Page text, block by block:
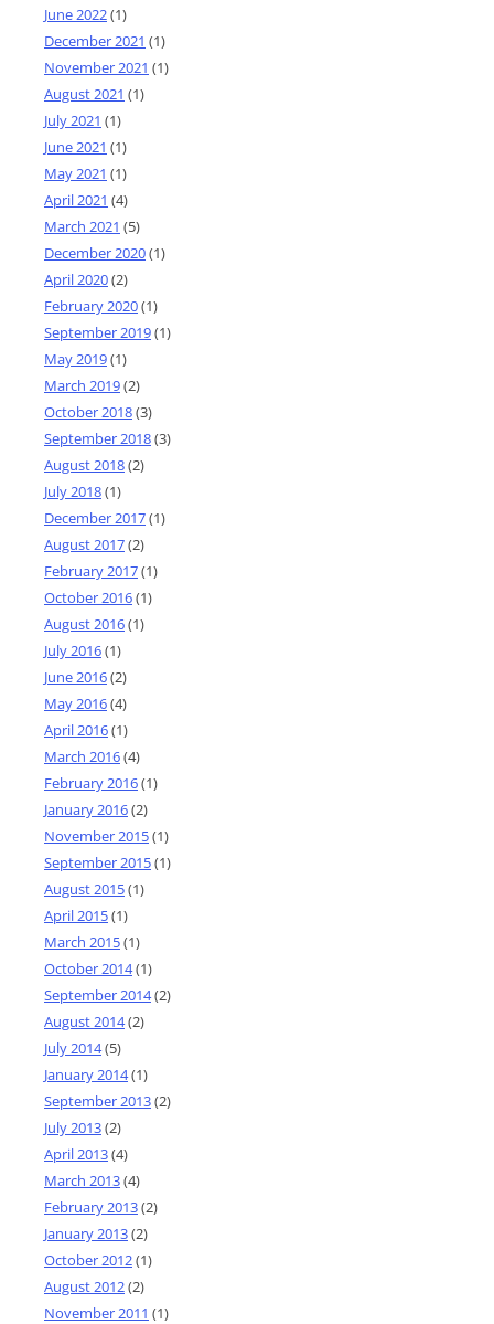
June 2022(1)
December 2021 (1)
November 2021 (1)
August 2021 (1)
July 2021 (1)
June 2021 (1)
May 2021 (1)
April 2021 (4)
March 2021 (5)
December 2020(1)
April 2020(2)
February 2020(1)
September 2019(1)
May 2019(1)
March 2019(2)
October 2018(3)
September 2018(3)
August 2018(2)
July 2018(1)
December 2017(1)
August 2017(2)
February 2017(1)
October 2016(1)
August 2016(1)
July 2016(1)
June 2016(2)
May 2016(4)
April 2016(1)
March 2016(4)
February 2016(1)
January 2016(2)
November 2015(1)
September 2015(1)
August 2015(1)
April 2015(1)
March 2015(1)
October 2014(1)
September 2014(2)
August 2014(2)
July 2014(5)
January 2014(1)
September 2013(2)
July 2013(2)
April 2013(4)
March 2013(4)
February 2013(2)
January 2013(2)
October 2012(1)
August 2012(2)
November 2011 (1)